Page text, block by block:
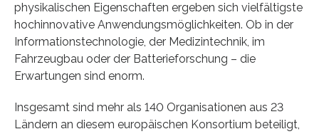
physikalischen Eigenschaften ergeben sich vielfältigste
hochinnovative Anwendungsmöglichkeiten. Ob in der
Informationstechnologie, der Medizintechnik, im
Fahrzeugbau oder der Batterieforschung – die
Erwartungen sind enorm.
Insgesamt sind mehr als 140 Organisationen aus 23
Ländern an diesem europäischen Konsortium beteiligt,